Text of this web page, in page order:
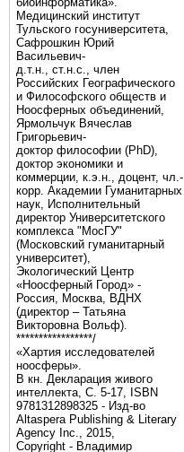
Медицинский институт
Тульского госуниверситета,
Сафрошкин Юрий
Васильевич-
д.т.н., ст.н.с., член
Российских Географического
и Философского обществ и
Ноосферных объединений,
Ярмольчук Вячеслав
Григорьевич-
доктор философии (PhD),
доктор экономики и
коммерции, к.э.н., доцент, чл.-
корр. Академии Гуманитарных
наук, Исполнительный
директор Университетского
комплекса "МосГУ"
(Московский гуманитарный
университет),
Экологический Центр
«Ноосферный Город» -
Россия, Москва, ВДНХ
(директор – Татьяна
Викторовна Вольф).
*****************/
«Хартия исследователей
ноосферы».
В кн. Декларация живого
интеллекта, С. 5-17, ISBN
9781312898325 - Изд-во
Altaspera Publishing & Literary
Agency Inc., 2015,
Copyright - Владимир